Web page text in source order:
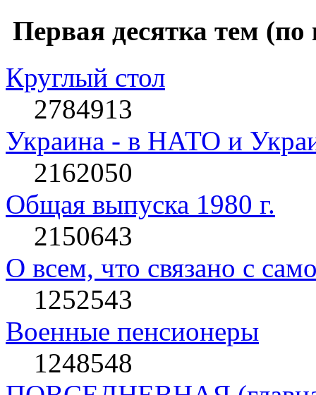
Первая десятка тем (по
Круглый стол
2784913
Украина - в НАТО и
2162050
Общая выпуска 1980 г.
2150643
О всем, что связано с
1252543
Военные пенсионеры
1248548